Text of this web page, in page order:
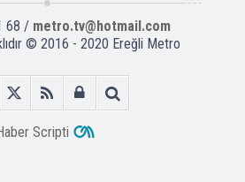
68 / metro.tv@hotmail.com
© 2016 - 2020 Ereğli Metro
Scripti